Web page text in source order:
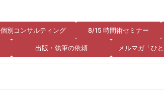
個別コンサルティング 8/15 時間術セミナー
出版・執筆の依頼 メルマガ「ひ